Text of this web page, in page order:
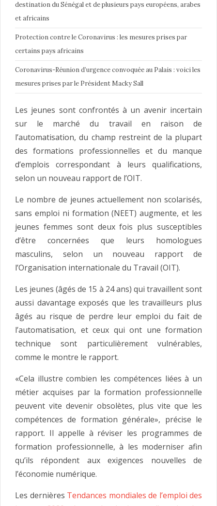
destination du Sénégal et de plusieurs pays européens, arabes
et africains
Protection contre le Coronavirus : les mesures prises par
certains pays africains
Coronavirus-Réunion d’urgence convoquée au Palais : voici les
mesures prises par le Président Macky Sall
Les jeunes sont confrontés à un avenir incertain
sur le marché du travail en raison de
l’automatisation, du champ restreint de la plupart
des formations professionnelles et du manque
d’emplois correspondant à leurs qualifications,
selon un nouveau rapport de l’OIT.
Le nombre de jeunes actuellement non scolarisés,
sans emploi ni formation (NEET) augmente, et les
jeunes femmes sont deux fois plus susceptibles
d’être concernées que leurs homologues
masculins, selon un nouveau rapport de
l’Organisation internationale du Travail (OIT).
Les jeunes (âgés de 15 à 24 ans) qui travaillent sont
aussi davantage exposés que les travailleurs plus
âgés au risque de perdre leur emploi du fait de
l’automatisation, et ceux qui ont une formation
technique sont particulièrement vulnérables,
comme le montre le rapport.
«Cela illustre combien les compétences liées à un
métier acquises par la formation professionnelle
peuvent vite devenir obsolètes, plus vite que les
compétences de formation générale», précise le
rapport. Il appelle à réviser les programmes de
formation professionnelle, à les moderniser afin
qu’ils répondent aux exigences nouvelles de
l’économie numérique.
Les dernières Tendances mondiales de l’emploi des